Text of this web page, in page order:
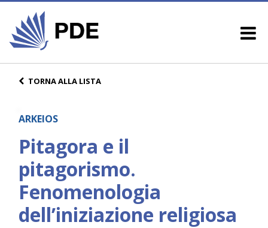
TORNA ALLA LISTA
ARKEIOS
Pitagora e il
pitagorismo.
Fenomenologia
dell’iniziazione religiosa